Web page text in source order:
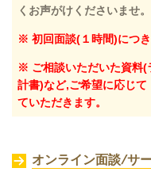
くお声がけくださいませ。
※ 初回面談(１時間)につき
※ ご相談いただいた資料(
計書)など,ご希望に応じ
ていただきます。
オンライン面談/サ